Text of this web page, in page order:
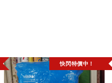
快閃特價中！